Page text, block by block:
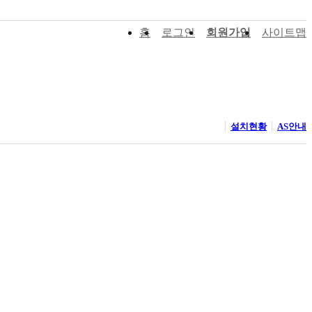
홈 로그인 회원가입 사이트맵
설치현황 AS안내